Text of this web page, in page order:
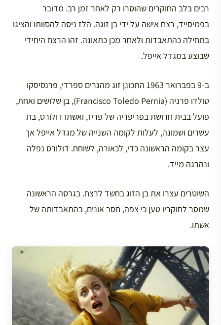
רבים בלב החוקרים שהוסרו רק לאחר זמן רב. מדובר
בפמיסייד, רצח אישה על ידי בן זוגה. הלז ניסה להסוותו והציגו
בתחילה כהתאבדות ולאחר מכן כתאונה. זהו הרצח היחידי
שבוצע במגדל אייפל.
ב-9 בפברואר 1963 התכונן זוג מהגרים ספרדי, פרנסיסקו
טולדו פרניה (Francisco Toledo Pernia), בן שלושים ואחת,
פועל בבית חרושת בפריפריה של פריז, ואשתו דולורס, בת
עשרים ושמונה, לעלות לקומה השנייה של מגדל אייפל אך
עצר בקומה הראשונה כדי, לכאורה, לשוחח. דולורס נפלה
ונהרגה מייד.
השוטרים עצרו את בן הזוג בחשד לרצח. בגרסה הראשונה
שמסר לחוקריו טען כי צפה, חסר אונים, בהתאבדותה של
אשתו.